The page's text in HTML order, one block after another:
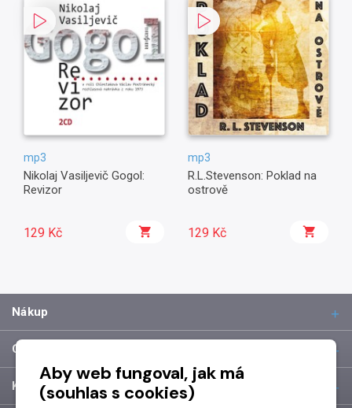
mp3
Nikolaj Vasiljevič Gogol:
Revizor
129 Kč
mp3
R.L.Stevenson: Poklad na
ostrově
129 Kč
Nákup
O společnosti
Kontakt
Aby web fungoval, jak má
(souhlas s cookies)